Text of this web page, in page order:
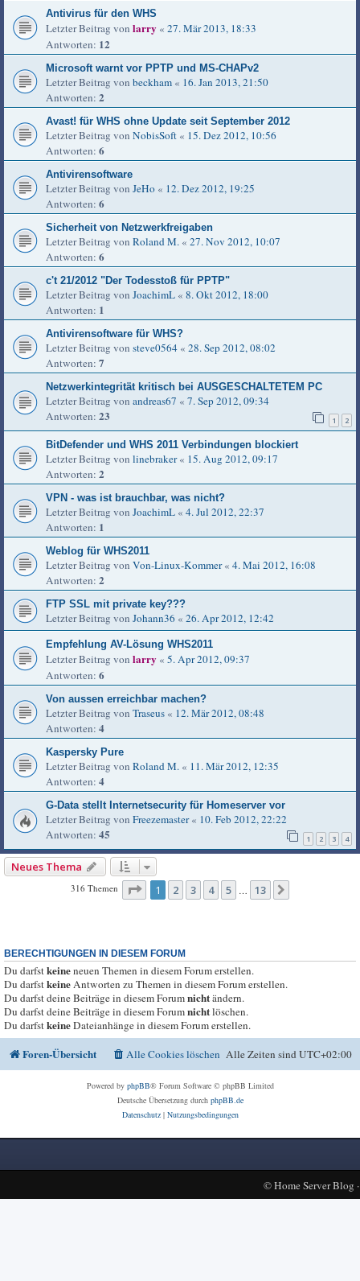
Antivirus für den WHS
Letzter Beitrag von larry « 27. Mär 2013, 18:33
Antworten: 12
Microsoft warnt vor PPTP und MS-CHAPv2
Letzter Beitrag von beckham « 16. Jan 2013, 21:50
Antworten: 2
Avast! für WHS ohne Update seit September 2012
Letzter Beitrag von NobisSoft « 15. Dez 2012, 10:56
Antworten: 6
Antivirensoftware
Letzter Beitrag von JeHo « 12. Dez 2012, 19:25
Antworten: 6
Sicherheit von Netzwerkfreigaben
Letzter Beitrag von Roland M. « 27. Nov 2012, 10:07
Antworten: 6
c't 21/2012 "Der Todesstoß für PPTP"
Letzter Beitrag von JoachimL « 8. Okt 2012, 18:00
Antworten: 1
Antivirensoftware für WHS?
Letzter Beitrag von steve0564 « 28. Sep 2012, 08:02
Antworten: 7
Netzwerkintegrität kritisch bei AUSGESCHALTETEM PC
Letzter Beitrag von andreas67 « 7. Sep 2012, 09:34
Antworten: 23 1 2
BitDefender und WHS 2011 Verbindungen blockiert
Letzter Beitrag von linebraker« 15. Aug 2012, 09:17
Antworten: 2
VPN - was ist brauchbar, was nicht?
Letzter Beitrag von JoachimL « 4. Jul 2012, 22:37
Antworten: 1
Weblog für WHS2011
Letzter Beitrag von Von-Linux-Kommer« 4. Mai 2012, 16:08
Antworten: 2
FTP SSL mit private key???
Letzter Beitrag von Johann36 « 26. Apr 2012, 12:42
Empfehlung AV-Lösung WHS2011
Letzter Beitrag von larry « 5. Apr 2012, 09:37
Antworten: 6
Von aussen erreichbar machen?
Letzter Beitrag von Traseus « 12. Mär 2012, 08:48
Antworten: 4
Kaspersky Pure
Letzter Beitrag von Roland M. « 11. Mär 2012, 12:35
Antworten: 4
G-Data stellt Internetsecurity für Homeserver vor
Letzter Beitrag von Freezemaster« 10. Feb 2012, 22:22
Antworten: 45 1 2 3 4
Neues Thema
316 Themen Seite 1von 13
1 2 3 4 5 … 13
BERECHTIGUNGEN IN DIESEM FORUM
Du darfstkeineneuen Themen in diesem Forum erstellen.
Du darfstkeineAntworten zu Themen in diesem Forum erstellen.
Du darfst deine Beiträge in diesem Forumnichtändern.
Du darfst deine Beiträge in diesem Forumnichtlöschen.
Du darfstkeineDateianhänge in diesem Forum erstellen.
Foren-Übersicht Alle Zeiten sindUTC+02:00
Alle Cookies löschen
Powered by phpBB® Forum Software © phpBB Limited
Deutsche Übersetzung durch phpBB.de
Datenschutz| Nutzungsbedingungen
©Home Server Blog